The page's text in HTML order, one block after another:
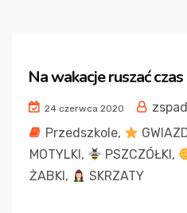
Na wakacje ruszać czas
24 czerwca 2020
Przedszkole,
MOTYLKI, PSZCZÓŁKI,
ŻABKI, SKRZATY